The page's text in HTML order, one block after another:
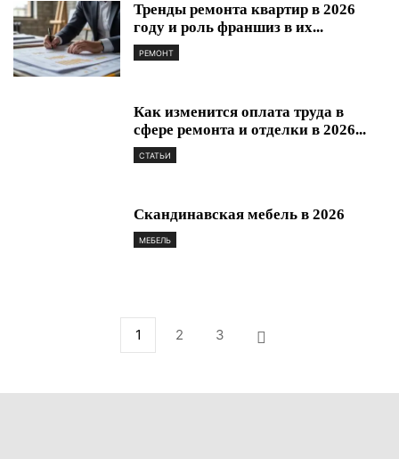
Тренды ремонта квартир в 2026
году и роль франшиз в их...
РЕМОНТ
Как изменится оплата труда в
сфере ремонта и отделки в 2026...
СТАТЬИ
Скандинавская мебель в 2026
МЕБЕЛЬ
1 2 3